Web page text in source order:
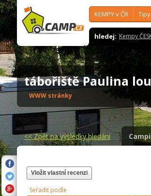
KEMPY v ČR Tipy
hledej: Kempy
tábořiště Paulina
WWW stránky
<<Zpět na výsledky hledání
Vložit vlastní recenzi
Seřadit podle